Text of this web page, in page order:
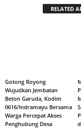
RELATED
Gotong Royong
Wujudkan Jembatan
Beton Garuda, Kodim
0616/Indramayu Bersama
Warga Percepat Akses
Penghubung Desa